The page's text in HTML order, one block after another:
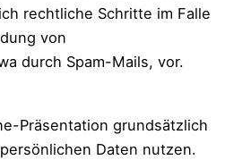
rechtliche Schritte im Falle
von
durch Spam-Mails, vor.
Präsentation grundsätzlich
Daten nutzen.